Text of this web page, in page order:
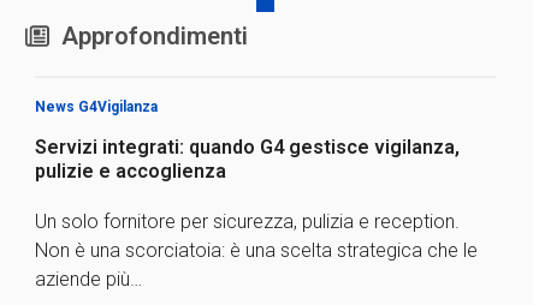
Approfondimenti
News G4Vigilanza
Servizi integrati: quando G4 gestisce vigilanza,
pulizie e accoglienza
Un solo fornitore per sicurezza, pulizia e reception.
Non è una scorciatoia: è una scelta strategica che le
aziende più…